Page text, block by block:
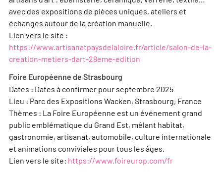
avec des expositions de pièces uniques, ateliers et
échanges autour de la création manuelle.
Lien vers le site :
https://www.artisanatpaysdelaloire.fr/article/salon-de-la-
creation-metiers-dart-28eme-edition
Foire Européenne de Strasbourg
Dates : Dates à confirmer pour septembre 2025
Lieu : Parc des Expositions Wacken, Strasbourg, France
Thèmes : La Foire Européenne est un événement grand
public emblématique du Grand Est, mêlant habitat,
gastronomie, artisanat, automobile, culture internationale
et animations conviviales pour tous les âges.
Lien vers le site: https://www.foireurop.com/fr